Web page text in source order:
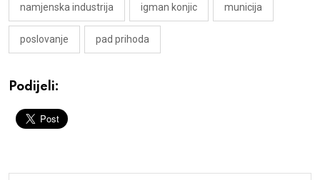
namjenska industrija igman konjic municija
poslovanje pad prihoda
Podijeli: